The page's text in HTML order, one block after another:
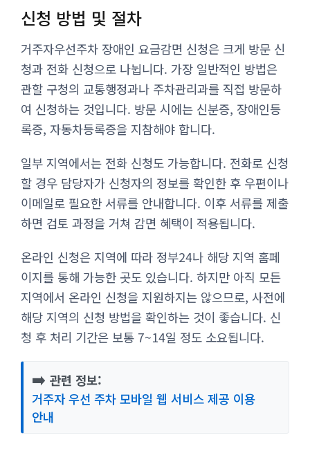
신청 방법 및 절차
거주자우선주차 장애인 요금감면 신청은 크게 방문 신
청과 전화 신청으로 나뉩니다. 가장 일반적인 방법은
관할 구청의 교통행정과나 주차관리과를 직접 방문하
여 신청하는 것입니다. 방문 시에는 신분증, 장애인등
록증, 자동차등록증을 지참해야 합니다.
일부 지역에서는 전화 신청도 가능합니다. 전화로 신청
할 경우 담당자가 신청자의 정보를 확인한 후 우편이나
이메일로 필요한 서류를 안내합니다. 이후 서류를 제출
하면 검토 과정을 거쳐 감면 혜택이 적용됩니다.
온라인 신청은 지역에 따라 정부24나 해당 지역 홈페
이지를 통해 가능한 곳도 있습니다. 하지만 아직 모든
지역에서 온라인 신청을 지원하지는 않으므로, 사전에
해당 지역의 신청 방법을 확인하는 것이 좋습니다. 신
청 후 처리 기간은 보통 7~14일 정도 소요됩니다.
➡️ 관련 정보:
거주자 우선 주차 모바일 웹 서비스 제공 이용
안내